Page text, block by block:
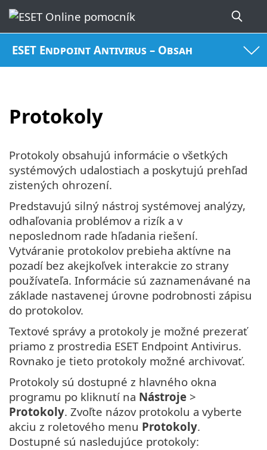
ESET Endpoint Antivirus – Obsah
Protokoly
Protokoly obsahujú informácie o všetkých
systémových udalostiach a poskytujú prehľad
zistených ohrození.
Predstavujú silný nástroj systémovej analýzy,
odhaľovania problémov a rizík a v
neposlednom rade hľadania riešení.
Vytváranie protokolov prebieha aktívne na
pozadí bez akejkoľvek interakcie zo strany
používateľa. Informácie sú zaznamenávané na
základe nastavenej úrovne podrobnosti zápisu
do protokolov.
Textové správy a protokoly je možné prezerať
priamo z prostredia ESET Endpoint Antivirus.
Rovnako je tieto protokoly možné archivovať.
Protokoly sú dostupné z hlavného okna
programu po kliknutí na Nástroje >
Protokoly. Zvoľte názov protokolu a vyberte
akciu z roletového menu Protokoly.
Dostupné sú nasledujúce protokoly: